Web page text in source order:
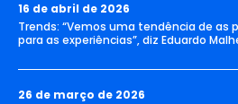
16 de abril de 2026
Trends: “Vemos uma tendência de as
para as experiências”, diz Eduardo
26 de março de 2026